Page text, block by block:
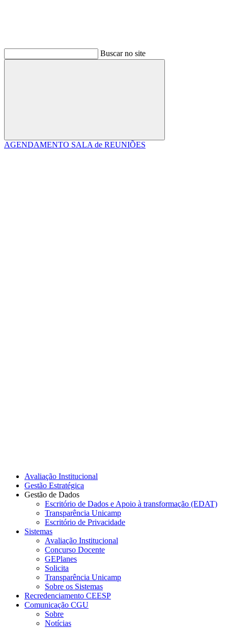
Buscar no site
Buscar
AGENDAMENTO SALA de REUNIÕES
Avaliação Institucional
Gestão Estratégica
Gestão de Dados
Escritório de Dados e Apoio à transformação (EDAT)
Transparência Unicamp
Escritório de Privacidade
Sistemas
Avaliação Institucional
Concurso Docente
GEPlanes
Solicita
Transparência Unicamp
Sobre os Sistemas
Recredenciamento CEESP
Comunicação CGU
Sobre
Notícias